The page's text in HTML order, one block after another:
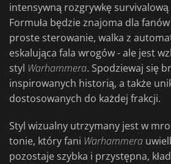
intensywną rozgrywkę
Formuła będzie znajoma dla fanów
proste sterowanie, walka z
eskalująca fala wrogów - ale jest
styl Warhammera. Spodziewaj się
inspirowanych historią, a także
dostosowanych do każdej frakcji.
Styl wizualny utrzymany jest w
tonie, który fani Warhammera
pozostaje szybka i przystępna,